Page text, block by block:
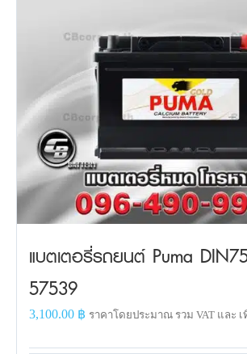
แบตเตอรี่รถยนต์ Puma
57539
3,100.00 ฿ ราคาโดยประมาณ รวม VAT และ เ